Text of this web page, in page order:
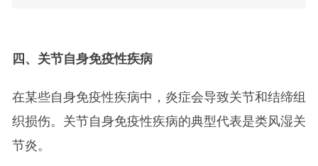
四、关节自身免疫性疾病
在某些自身免疫性疾病中，炎症会导致关节和结缔组
织损伤。关节自身免疫性疾病的典型代表是类风湿关
节炎。